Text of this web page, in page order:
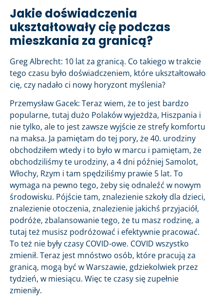
Jakie doświadczenia
ukształtowały cię podczas
mieszkania za granicą?
Greg Albrecht: 10 lat za granicą. Co takiego w trakcie
tego czasu było doświadczeniem, które ukształtowało
cię, czy nadało ci nowy horyzont myślenia?
Przemysław Gacek: Teraz wiem, że to jest bardzo
popularne, tutaj dużo Polaków wyjeżdża, Hiszpania i
nie tylko, ale to jest zawsze wyjście ze strefy komfortu
na maksa. Ja pamiętam do tej pory, że 40. urodziny
obchodziłem wtedy i to było w marcu i pamiętam, że
obchodziliśmy te urodziny, a 4 dni później Samolot,
Włochy, Rzym i tam spędziliśmy prawie 5 lat. To
wymaga na pewno tego, żeby się odnaleźć w nowym
środowisku. Pójście tam, znalezienie szkoły dla dzieci,
znalezienie otoczenia, znalezienie jakichś przyjaciół,
podróże, zbalansowanie tego, że tu masz rodzinę, a
tutaj też musisz podróżować i efektywnie pracować.
To też nie były czasy COVID-owe. COVID wszystko
zmienił. Teraz jest mnóstwo osób, które pracują za
granicą, mogą być w Warszawie, gdziekolwiek przez
tydzień, w miesiącu. Więc te czasy się zupełnie
zmieniły.